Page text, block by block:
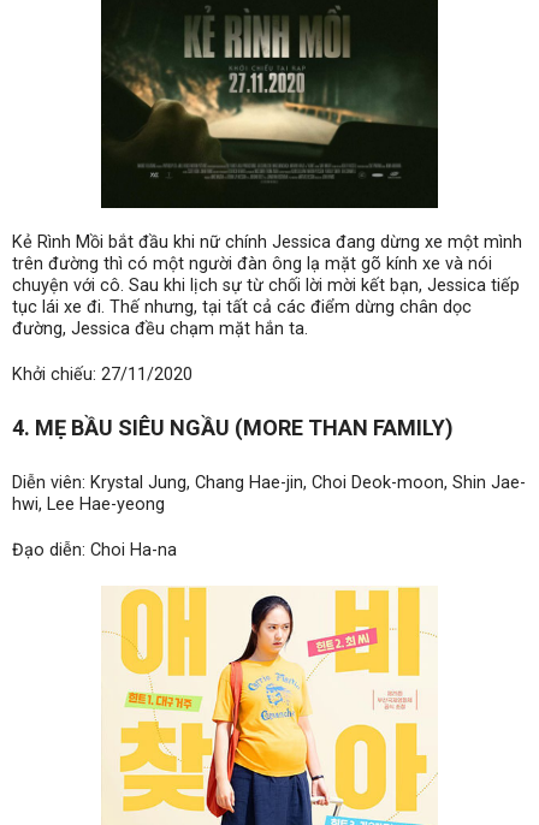
Kẻ Rình Mồi bắt đầu khi nữ chính Jessica đang dừng xe một mình
trên đường thì có một người đàn ông lạ mặt gõ kính xe và nói
chuyện với cô. Sau khi lịch sự từ chối lời mời kết bạn, Jessica tiếp
tục lái xe đi. Thế nhưng, tại tất cả các điểm dừng chân dọc
đường, Jessica đều chạm mặt hắn ta.
Khởi chiếu: 27/11/2020
4. MẸ BẦU SIÊU NGẦU (MORE THAN FAMILY)
Diễn viên: Krystal Jung, Chang Hae-jin, Choi Deok-moon, Shin Jae-
hwi, Lee Hae-yeong
Đạo diễn: Choi Ha-na